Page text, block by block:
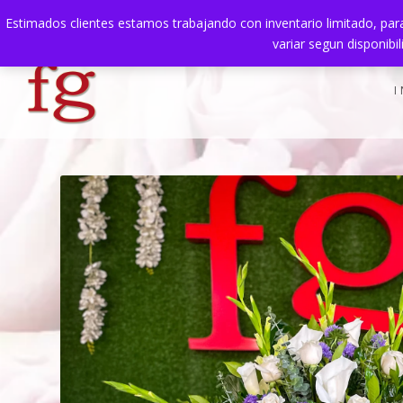
Estimados clientes estamos trabajando con inventario limitado,
variar segun
TENDENCIAS: Muestra Título de la publicación